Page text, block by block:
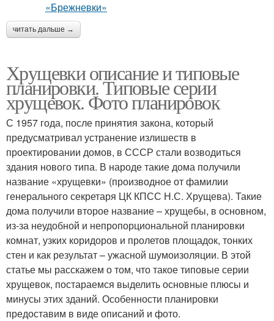
читать дальше →
Хрущевки описание и типовые
планировки. Типовые серии
хрущевок. Фото планировок
С 1957 года, после принятия закона, который
предусматривал устранение излишеств в
проектировании домов, в СССР стали возводиться
здания нового типа. В народе такие дома получили
название «хрущевки» (производное от фамилии
генерального секретаря ЦК КПСС Н.С. Хрущева). Такие
дома получили второе название – хрущебы, в основном,
из-за неудобной и непропорциональной планировки
комнат, узких коридоров и пролетов площадок, тонких
стен и как результат – ужасной шумоизоляции. В этой
статье мы расскажем о том, что такое типовые серии
хрущевок, постараемся выделить основные плюсы и
минусы этих зданий. Особенности планировки
предоставим в виде описаний и фото.